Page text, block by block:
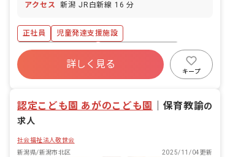
アクセス 新潟 JR白新線 16 分
正社員
児童発達支援施設
ボーナス・賞与あり
年間休日120日以上
寮・住宅・家賃補助あり
社会保険完備
昇給昇進あり
詳しく見る
キープ
認定こども園 あがのこども園 保育教諭の
求人
社会福祉法人敬世会
新潟県/新潟市北区
2025/11/04更新